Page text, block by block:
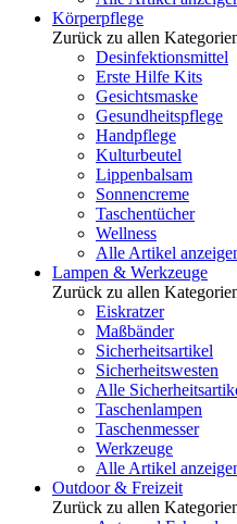
Körperpflege
Zurück zu allen
Desinfektionsmittel
Erste Hilfe Kits
Gesichtsmaske
Gesundheitspflege
Handpflege
Kulturbeutel
Lippenbalsam
Sonnencreme
Taschentücher
Wellness
Alle Artikel
Lampen & Werkzeuge
Zurück zu allen
Eiskratzer
Maßbänder
Sicherheitsartikel
Sicherheitswesten
Alle
Taschenlampen
Taschenmesser
Werkzeuge
Alle Artikel
Outdoor & Freizeit
Zurück zu allen